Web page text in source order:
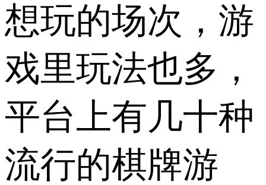
想玩的场次，游
戏里玩法也多，
平台上有几十种
流行的棋牌游